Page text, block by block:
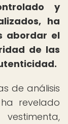
y
ha
abordar el
de las
de análisis
revelado